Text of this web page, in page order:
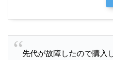
先代が故障したので購入